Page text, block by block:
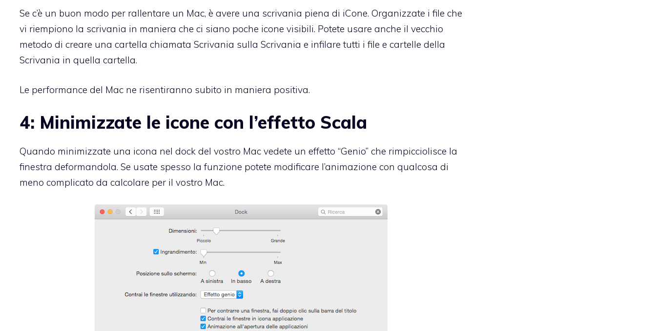
Se c’è un buon modo per rallentare un Mac, è avere una scrivania piena di iCone. Organizzate i file che
vi riempiono la scrivania in maniera che ci siano poche icone visibili. Potete usare anche il vecchio
metodo di creare una cartella chiamata Scrivania sulla Scrivania e infilare tutti i file e cartelle della
Scrivania in quella cartella.
Le performance del Mac ne risentiranno subito in maniera positiva.
4: Minimizzate le icone con l’effetto Scala
Quando minimizzate una icona nel dock del vostro Mac vedete un effetto “Genio” che rimpicciolisce la
finestra deformandola. Se usate spesso la funzione potete modificare l’animazione con qualcosa di
meno complicato da calcolare per il vostro Mac.